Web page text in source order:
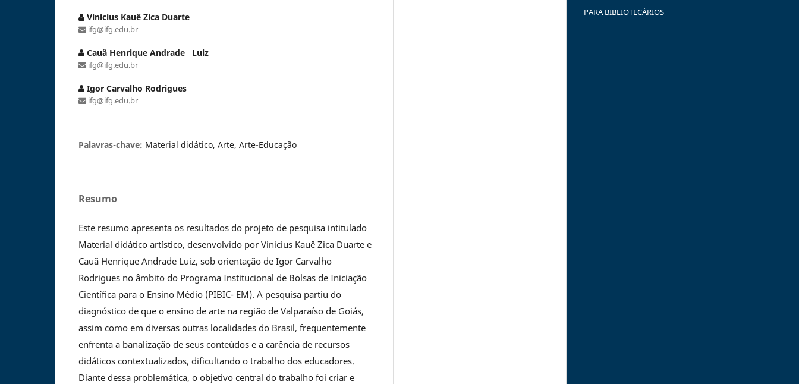
Vinicius Kauê Zica Duarte
ifg@ifg.edu.br
Cauã Henrique Andrade Luiz
ifg@ifg.edu.br
Igor Carvalho Rodrigues
ifg@ifg.edu.br
Palavras-chave: Material didático, Arte, Arte-Educação
Resumo
Este resumo apresenta os resultados do projeto de pesquisa intitulado
Material didático artístico, desenvolvido por Vinicius Kauê Zica Duarte e
Cauã Henrique Andrade Luiz, sob orientação de Igor Carvalho
Rodrigues no âmbito do Programa Institucional de Bolsas de Iniciação
Científica para o Ensino Médio (PIBIC- EM). A pesquisa partiu do
diagnóstico de que o ensino de arte na região de Valparaíso de Goiás,
assim como em diversas outras localidades do Brasil, frequentemente
enfrenta a banalização de seus conteúdos e a carência de recursos
didáticos contextualizados, dificultando o trabalho dos educadores.
Diante dessa problemática, o objetivo central do trabalho foi criar e
PARA BIBLIOTECÁRIOS